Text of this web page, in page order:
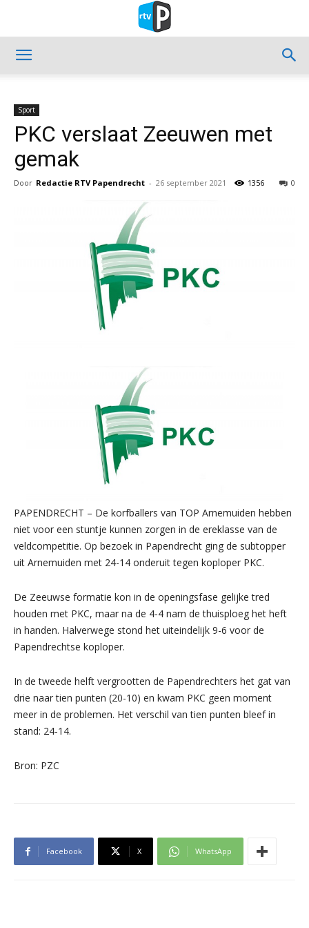
Sport
PKC verslaat Zeeuwen met
gemak
Door Redactie RTV Papendrecht - 26 september 2021 0
1356
PAPENDRECHT – De korfballers van TOP Arnemuiden hebben
niet voor een stuntje kunnen zorgen in de ereklasse van de
veldcompetitie. Op bezoek in Papendrecht ging de subtopper
uit Arnemuiden met 24-14 onderuit tegen koploper PKC.
De Zeeuwse formatie kon in de openingsfase gelijke tred
houden met PKC, maar na de 4-4 nam de thuisploeg het heft
in handen. Halverwege stond het uiteindelijk 9-6 voor de
Papendrechtse koploper.
In de tweede helft vergrootten de Papendrechters het gat van
drie naar tien punten (20-10) en kwam PKC geen moment
meer in de problemen. Het verschil van tien punten bleef in
stand: 24-14.
Bron: PZC
Facebook X WhatsApp